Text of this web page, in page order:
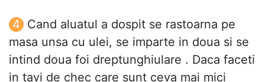
Cand aluatul a dospit se rastoarna pe
masa unsa cu ulei, se imparte in doua si se
intind doua foi dreptunghiulare . Daca faceti
in tavi de chec care sunt ceva mai mici